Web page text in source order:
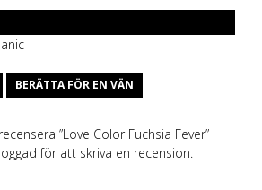
BERÄTTA FÖR EN VÄN
”Love Color Fuchsia Fever”
för att skriva en recension.